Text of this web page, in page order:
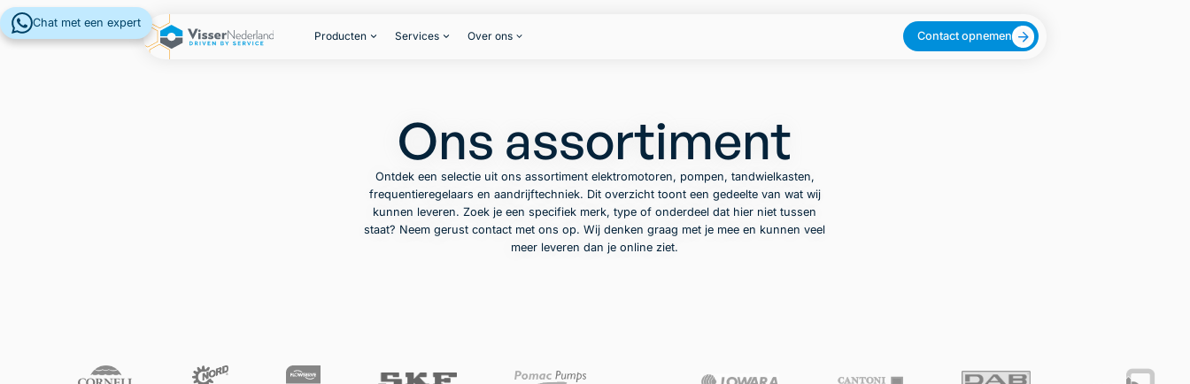
Producten Services Over ons Contact opnemen
Ons assortiment
Ontdek een selectie uit ons assortiment elektromotoren, pompen, tandwielkasten,
frequentieregelaars en aandrijftechniek. Dit overzicht toont een gedeelte van wat wij
kunnen leveren. Zoek je een specifiek merk, type of onderdeel dat hier niet tussen
staat? Neem gerust contact met ons op. Wij denken graag met je mee en kunnen veel
meer leveren dan je online ziet.
Chat met een expert